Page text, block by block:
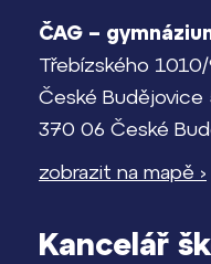
ČAG –
Třebízského
České Budějovice
370 06 České
zobrazit na mapě ›
Kancelář